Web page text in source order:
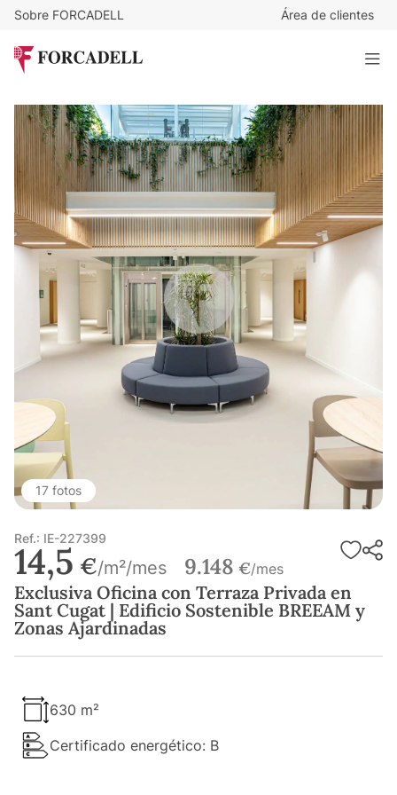
Sobre FORCADELL Área de clientes
Exclusiva Oficina con Terraza Privada en Sant Cugat |
Edificio Sostenible BREEAM y Zonas Ajardinadas
17 fotos
Ref.: IE-227399
14,5 €/m²/mes 9.148 €/mes
Exclusiva Oficina con Terraza Privada en
Sant Cugat | Edificio Sostenible BREEAM y
Zonas Ajardinadas
630 m²
Certificado energético: B